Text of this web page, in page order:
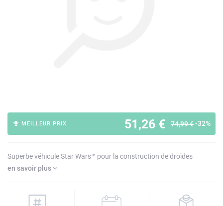
51,26 € 74,99 €-32%
MEILLEUR PRIX
Superbe véhicule Star Wars™ pour la construction de droïdes
en savoir plus